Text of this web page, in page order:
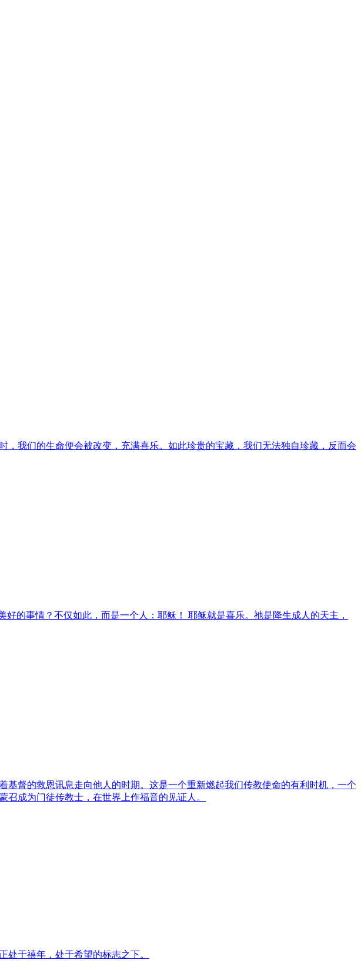
我们的生命便会被改变，充满喜乐。如此珍贵的宝藏，我们无法独自珍藏，反而会
的事情？不仅如此，而是一个人：耶稣！ 耶稣就是喜乐。祂是降生成人的天主，
督的救恩讯息走向他人的时期。这是一个重新燃起我们传教使命的有利时机，一个
成为门徒传教士，在世界上作福音的见证人。
于禧年，处于希望的标志之下。